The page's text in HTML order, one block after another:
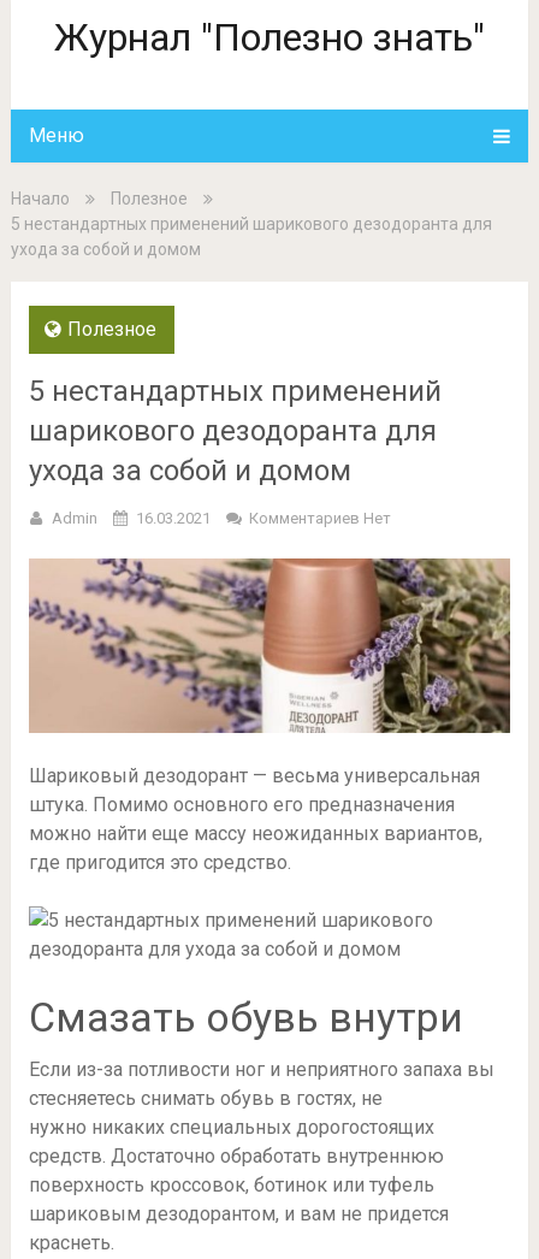
Журнал "Полезно знать"
Меню
Начало
Полезное
5 нестандартных применений шарикового дезодоранта для
ухода за собой и домом
Полезное
5 нестандартных применений
шарикового дезодоранта для
ухода за собой и домом
Admin 16.03.2021 Комментариев Нет
Шариковый дезодорант — весьма универсальная
штука. Помимо основного его предназначения
можно найти еще массу неожиданных вариантов,
где пригодится это средство.
Смазать обувь внутри
Если из-за потливости ног и неприятного запаха вы
стесняетесь снимать обувь в гостях, не
нужно никаких специальных дорогостоящих
средств. Достаточно обработать внутреннюю
поверхность кроссовок, ботинок или туфель
шариковым дезодорантом, и вам не придется
краснеть.